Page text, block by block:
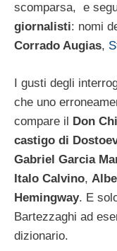
scomparsa, e
giornalisti: nomi
Corrado Augias,
I gusti degli
che uno
compare il Don
castigo di
Gabriel Garcia
Italo Calvino,
Hemingway. E
Bartezzaghi ad
dizionario.